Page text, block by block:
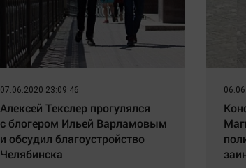
7
07.06.2020 23:09:46
Алексей Текслер прогулялся
с блогером Ильей Варламовым
и обсудил благоустройство
Челябинска